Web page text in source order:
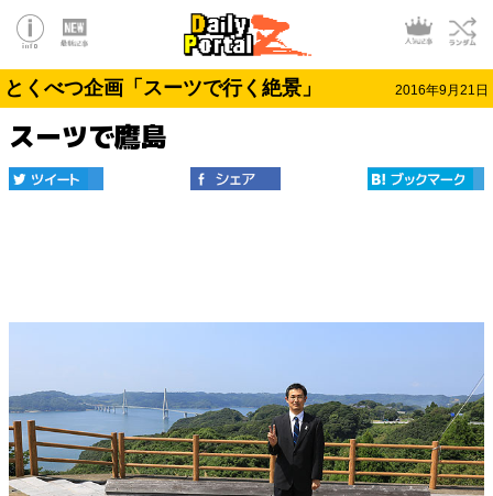
とくべつ企画「スーツで行く絶景」 2016年9月21日
スーツで鷹島